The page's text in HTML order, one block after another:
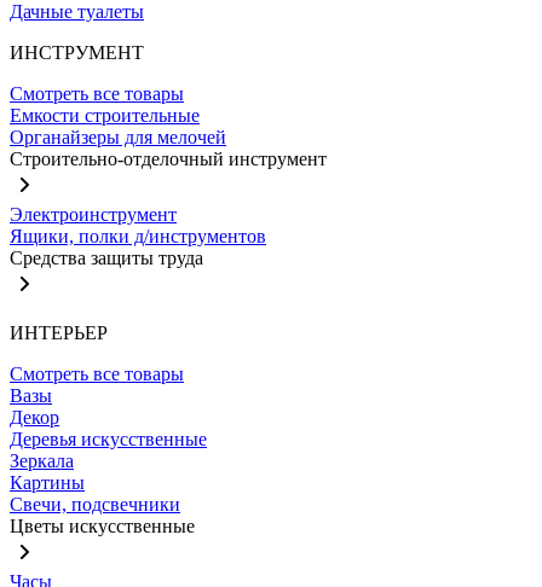
Дачные туалеты
ИНСТРУМЕНТ
Смотреть все товары
Емкости строительные
Органайзеры для мелочей
Строительно-отделочный инструмент
Электроинструмент
Ящики, полки д/инструментов
Средства защиты труда
ИНТЕРЬЕР
Смотреть все товары
Вазы
Декор
Деревья искусственные
Зеркала
Картины
Свечи, подсвечники
Цветы искусственные
Часы